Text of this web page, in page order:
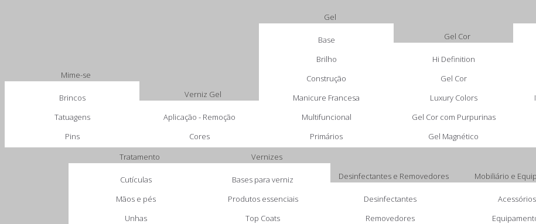
Mime-se
Brincos
Tatuagens
Pins
Verniz Gel
Aplicação - Remoção
Cores
Gel
Base
Brilho
Construção
Manicure Francesa
Multifuncional
Primários
Gel Cor
Hi Definition
Gel Cor
Luxury Colors
Gel Cor com Purpurinas
Gel Magnético
Tratamento
Cutículas
Mãos e pés
Unhas
Vernizes
Bases para verniz
Produtos essenciais
Top Coats
Desinfectantes e Removedores
Desinfectantes
Removedores
Mobiliário e
Acessórios